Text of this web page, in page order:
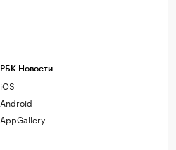
РБК Новости
iOS
Android
AppGallery